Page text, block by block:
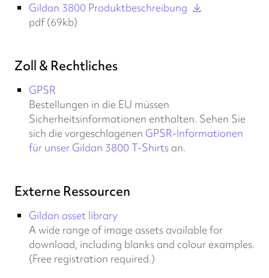
Gildan 3800 Produktbeschreibung
pdf (69kb)
Zoll & Rechtliches
GPSR
Bestellungen in die EU müssen
Sicherheitsinformationen enthalten. Sehen Sie
sich die vorgeschlagenen GPSR-Informationen
für unser Gildan 3800 T-Shirts an.
Externe Ressourcen
Gildan asset library
A wide range of image assets available for
download, including blanks and colour examples.
(Free registration required.)